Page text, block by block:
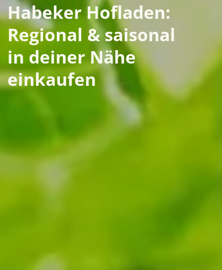
Habeker Hofladen:
Regional & saisonal
in deiner Nähe
einkaufen